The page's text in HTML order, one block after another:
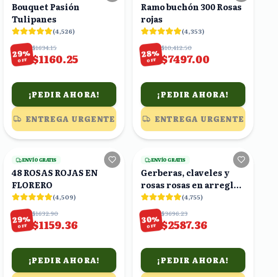
Bouquet Pasión
Tulipanes
(4,526)
29%
OFF
$1634.15
$1160.25
¡PEDIR AHORA!
ENTREGA URGENTE
Ramo buchón 300 Rosas
rojas
(4,353)
28%
OFF
$10,412.50
$7497.00
¡PEDIR AHORA!
ENTREGA URGENTE
19viendo
ENVÍO GRATIS
48 ROSAS ROJAS EN
FLORERO
(4,509)
29%
OFF
$1632.90
$1159.36
¡PEDIR AHORA!
21viendo
ENVÍO GRATIS
Gerberas, claveles y
rosas rosas en arreglo
buchón
(4,755)
30%
OFF
$3696.23
$2587.36
¡PEDIR AHORA!